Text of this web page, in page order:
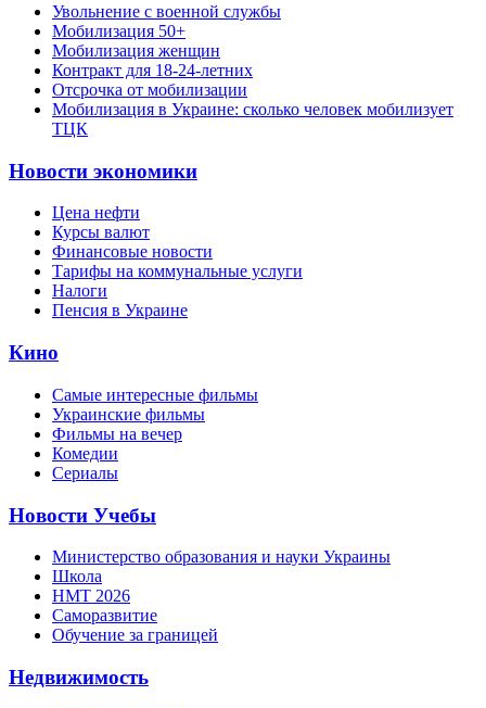
Увольнение с военной службы
Мобилизация 50+
Мобилизация женщин
Контракт для 18-24-летних
Отсрочка от мобилизации
Мобилизация в Украине: сколько человек мобилизует
ТЦК
Новости экономики
Цена нефти
Курсы валют
Финансовые новости
Тарифы на коммунальные услуги
Налоги
Пенсия в Украине
Кино
Самые интересные фильмы
Украинские фильмы
Фильмы на вечер
Комедии
Сериалы
Новости Учебы
Министерство образования и науки Украины
Школа
НМТ 2026
Саморазвитие
Обучение за границей
Недвижимость